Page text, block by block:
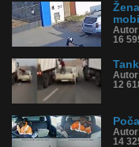
Kategória: auto-moto
Tagy: idiot za volantom,
natočila ho kamera,
ruke, idiot
História sledovanosti videa:
16
12
14